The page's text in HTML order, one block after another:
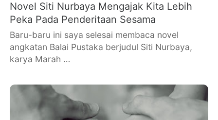
Novel Siti Nurbaya Mengajak Kita Lebih
Peka Pada Penderitaan Sesama
Baru-baru ini saya selesai membaca novel
angkatan Balai Pustaka berjudul Siti Nurbaya,
karya Marah …